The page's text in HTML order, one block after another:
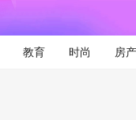
教育 时尚 房产